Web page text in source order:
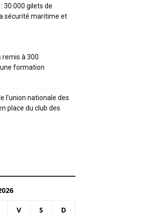
30.000 gilets de
sécurité maritime et
remis à 300
formation
l’union nationale des
place du club des
V S D